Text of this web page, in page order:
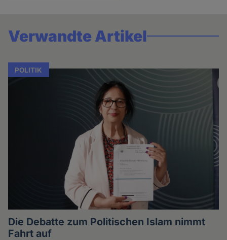
Verwandte Artikel
POLITIK
Die Debatte zum Politischen Islam nimmt
Fahrt auf